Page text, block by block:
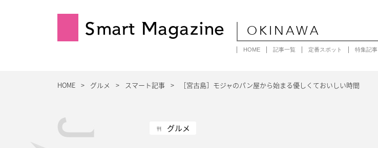
Smart Magazine OKINAWA
HOME 記事一覧 定番スポット 特集記事
HOME グルメ スマート記事 ［宮古島］モジャのパン屋から始まる優しくておいしい時間
グルメ